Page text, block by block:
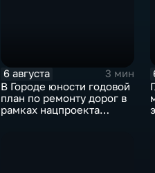
6 августа
3 мин
В Городе юности годовой
план по ремонту дорог в
рамках нацпроекта